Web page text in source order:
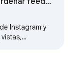
TikTok Reels
Instagram y